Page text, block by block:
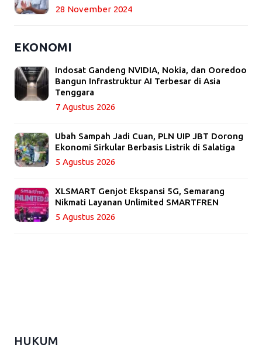
28 November 2024
EKONOMI
Indosat Gandeng NVIDIA, Nokia, dan Ooredoo
Bangun Infrastruktur AI Terbesar di Asia
Tenggara
7 Agustus 2026
Ubah Sampah Jadi Cuan, PLN UIP JBT Dorong
Ekonomi Sirkular Berbasis Listrik di Salatiga
5 Agustus 2026
XLSMART Genjot Ekspansi 5G, Semarang
Nikmati Layanan Unlimited SMARTFREN
5 Agustus 2026
HUKUM